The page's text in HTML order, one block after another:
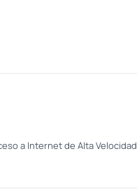
a Internet de Alta Velocidad